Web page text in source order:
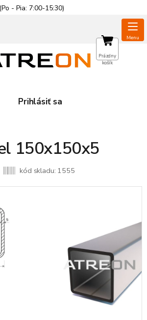
Prihlásiť sa
NÁKUPNÝ
KOŠÍK
Prázdny
košík
150x150x5
kód skladu: 1555